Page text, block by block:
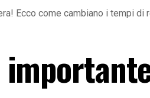
Ecco come cambiano i tempi